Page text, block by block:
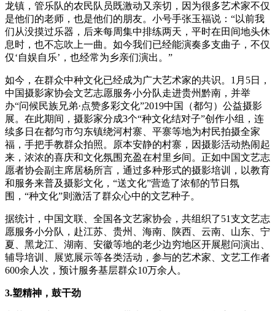
龙镇，管乐队的农民队员既激动又亲切，因为很多艺术家不仅
是他们的老师，也是他们的朋友。小号手张玉福说：“以前我
们从没摸过乐器，后来每周集中排练两天，平时在田间地头休
息时，也不忘吹上一曲。如今我们已经能演奏多支曲子，不仅
仅‘自娱自乐’，也经常为乡亲们演出。”
如今，在群众中种文化已经成为广大艺术家的共识。1月5日，
中国摄影家协会文艺志愿服务小分队走进贵州黔南，并举
办“问候民族兄弟·点赞多彩文化”2019中国（都匀）公益摄影
展。在此期间，摄影家分成3个“种文化结对子”创作小组，连
续多日在都匀市匀东镇绕河村寨、平寨等地为村民拍摄全家
福，手把手教群众拍照。原本安静的村寨，因摄影活动热闹起
来，浓浓的喜庆和文化氛围充盈在村里乡间。正如中国文艺志
愿者协会副主席居杨所言，通过多种形式的摄影培训，以教育
和服务来普及摄影文化，“送文化”营造了浓郁的节日氛
围，“种文化”则激活了群众心中的文艺种子。
据统计，中国文联、全国各文艺家协会，共组织了51支文艺志
愿服务小分队，赴江苏、贵州、海南、陕西、云南、山东、宁
夏、黑龙江、湖南、安徽等地的老少边穷地区开展慰问演出、
辅导培训、展览展示等各类活动，参与的艺术家、文艺工作者
600余人次，预计服务基层群众10万余人。
3.塑精神，鼓干劲